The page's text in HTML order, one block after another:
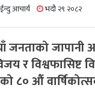
ईन्दु आचार्य भदौ २९ २०८२
जनताको जापानी
र विश्वफासिष्ट
८० औं